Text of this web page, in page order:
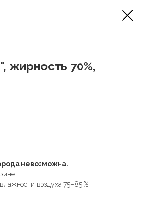
жирность 70%,
невозможна.
воздуха 75–85 %.